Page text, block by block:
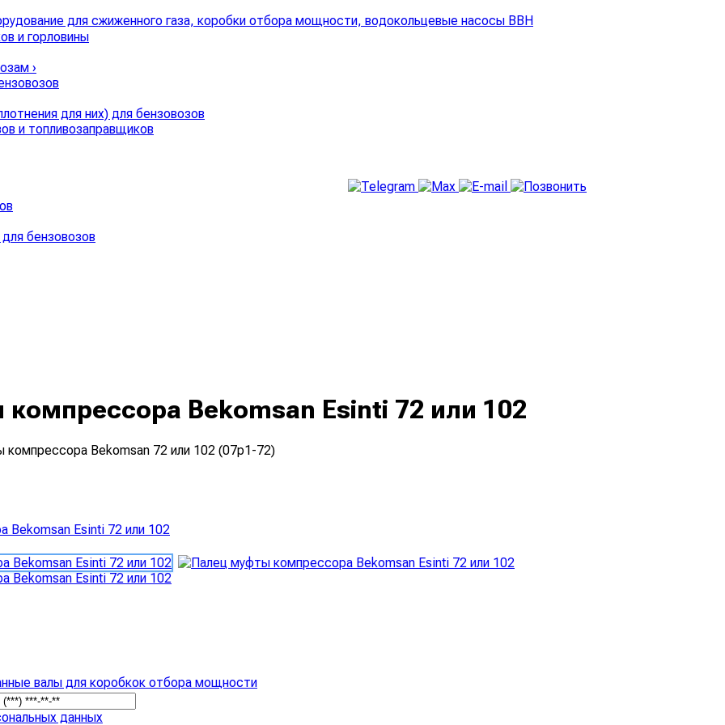
и горловины
›
для них) для бензовозов
и топливозаправщиков
бензовозов
валы для коробкок отбора мощности
Bekomsan Esinti 72 или 102
компрессора Bekomsan 72 или 102 (07p1-72)
данных